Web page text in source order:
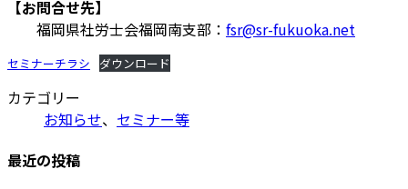
【お問合せ先】
福岡県社労士会福岡南支部： fsr@sr-fukuoka.net
セミナーチラシ ダウンロード
カテゴリー
お知らせ、 セミナー等
最近の投稿